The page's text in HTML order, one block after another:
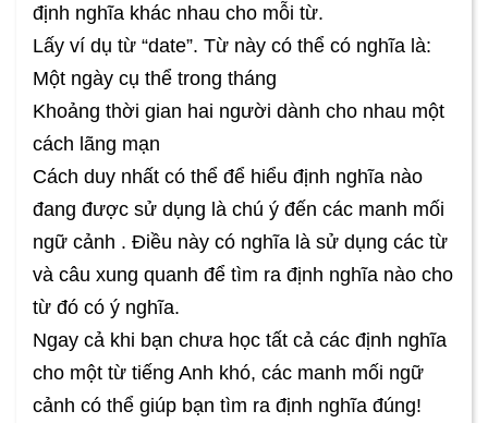
định nghĩa khác nhau cho mỗi từ.
Lấy ví dụ từ “date”. Từ này có thể có nghĩa là:
Một ngày cụ thể trong tháng
Khoảng thời gian hai người dành cho nhau một
cách lãng mạn
Cách duy nhất có thể để hiểu định nghĩa nào
đang được sử dụng là chú ý đến các manh mối
ngữ cảnh . Điều này có nghĩa là sử dụng các từ
và câu xung quanh để tìm ra định nghĩa nào cho
từ đó có ý nghĩa.
Ngay cả khi bạn chưa học tất cả các định nghĩa
cho một từ tiếng Anh khó, các manh mối ngữ
cảnh có thể giúp bạn tìm ra định nghĩa đúng!